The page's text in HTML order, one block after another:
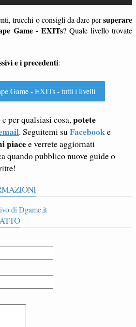
trucchi o consigli da dare persuperare
Game - EXITs? Quale livello trovate
e i precedenti:
Game - EXITs - tutti i livelli
per qualsiasi cosa,potete
. Seguitemi suFacebooke
piacee verrete aggiornati
quando pubblico nuove guide o
di Dgame.it